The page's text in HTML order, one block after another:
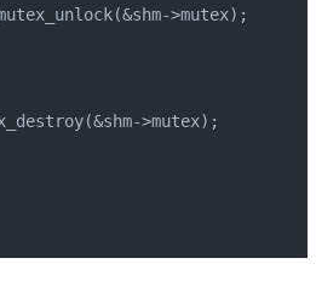
>mutex);
>mutex);